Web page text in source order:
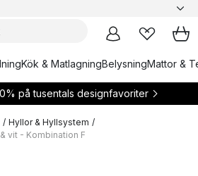
Kök & MatlagningBelysningMattor &
på tusentals designfavoriter
/ Hyllor & Hyllsystem /
vit - Kombination F